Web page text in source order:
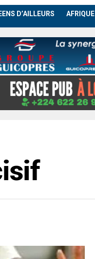
D’AILLEURS AFRIQUE